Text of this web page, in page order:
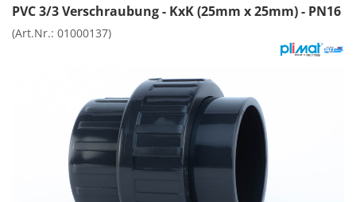
PVC 3/3 Verschraubung - KxK (25mm x 25mm) - PN16
(Art.Nr.: 01000137)